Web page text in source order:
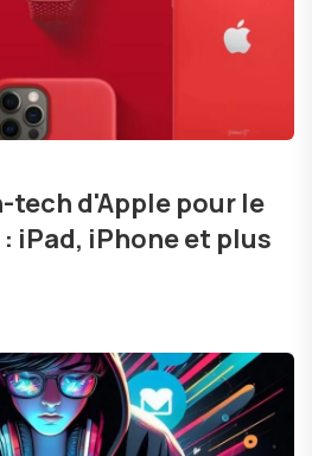
tech d'Apple pour le
iPad, iPhone et plus